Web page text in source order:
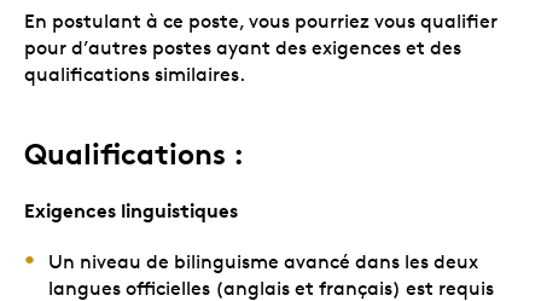
En postulant à ce poste, vous pourriez vous qualifier
pour d’autres postes ayant des exigences et des
qualifications similaires.
Qualifications :
Exigences linguistiques
Un niveau de bilinguisme avancé dans les deux
langues officielles (anglais et français) est requis